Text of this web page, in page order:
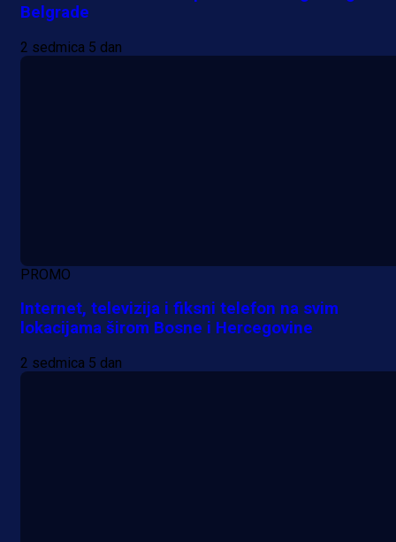
Belgrade
2 sedmica 5 dan
PROMO
Internet, televizija i fiksni telefon na svim
lokacijama širom Bosne i Hercegovine
2 sedmica 5 dan